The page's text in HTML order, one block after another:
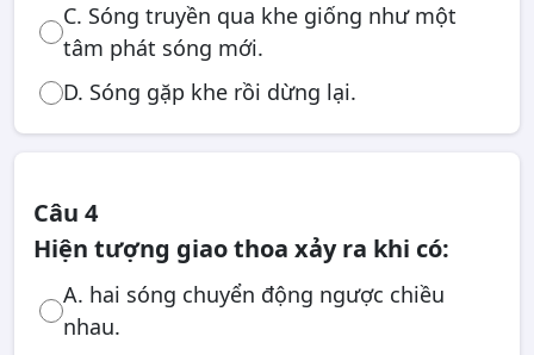
C. Sóng truyền qua khe giống như một
tâm phát sóng mới.
D. Sóng gặp khe rồi dừng lại.
Câu 4
Hiện tượng giao thoa xảy ra khi có:
A. hai sóng chuyển động ngược chiều
nhau.